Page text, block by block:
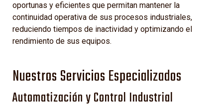
oportunas y eficientes que permitan mantener la
continuidad operativa de sus procesos industriales,
reduciendo tiempos de inactividad y optimizando el
rendimiento de sus equipos.
Nuestros Servicios Especializados
Automatización y Control Industrial